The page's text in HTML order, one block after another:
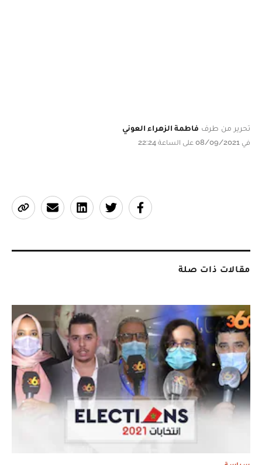
تحرير من طرف فاطمة الزهراء العوني
في 08/09/2021 على الساعة 22:24
مقالات ذات صلة